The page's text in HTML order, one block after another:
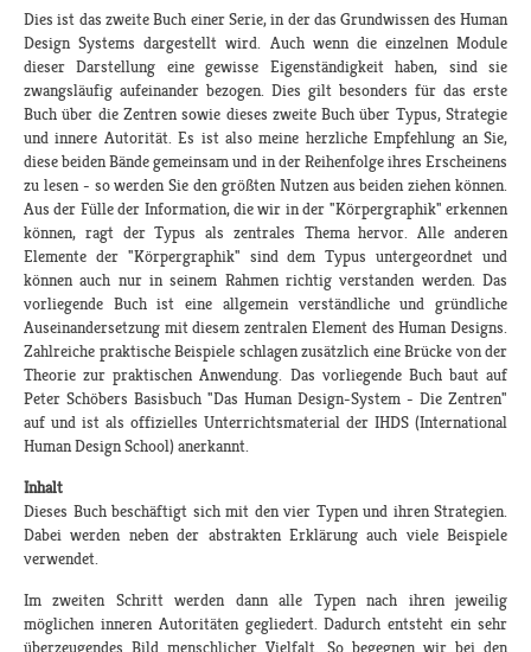
Dies ist das zweite Buch einer Serie, in der das Grundwissen des Human
Design Systems dargestellt wird. Auch wenn die einzelnen Module
dieser Darstellung eine gewisse Eigenständigkeit haben, sind sie
zwangsläufig aufeinander bezogen. Dies gilt besonders für das erste
Buch über die Zentren sowie dieses zweite Buch über Typus, Strategie
und innere Autorität. Es ist also meine herzliche Empfehlung an Sie,
diese beiden Bände gemeinsam und in der Reihenfolge ihres Erscheinens
zu lesen - so werden Sie den größten Nutzen aus beiden ziehen können.
Aus der Fülle der Information, die wir in der "Körpergraphik" erkennen
können, ragt der Typus als zentrales Thema hervor. Alle anderen
Elemente der "Körpergraphik" sind dem Typus untergeordnet und
können auch nur in seinem Rahmen richtig verstanden werden. Das
vorliegende Buch ist eine allgemein verständliche und gründliche
Auseinandersetzung mit diesem zentralen Element des Human Designs.
Zahlreiche praktische Beispiele schlagen zusätzlich eine Brücke von der
Theorie zur praktischen Anwendung. Das vorliegende Buch baut auf
Peter Schöbers Basisbuch "Das Human Design-System - Die Zentren"
auf und ist als offizielles Unterrichtsmaterial der IHDS (International
Human Design School) anerkannt.
Inhalt
Dieses Buch beschäftigt sich mit den vier Typen und ihren Strategien.
Dabei werden neben der abstrakten Erklärung auch viele Beispiele
verwendet.
Im zweiten Schritt werden dann alle Typen nach ihren jeweilig
möglichen inneren Autoritäten gegliedert. Dadurch entsteht ein sehr
überzeugendes Bild menschlicher Vielfalt. So begegnen wir bei den